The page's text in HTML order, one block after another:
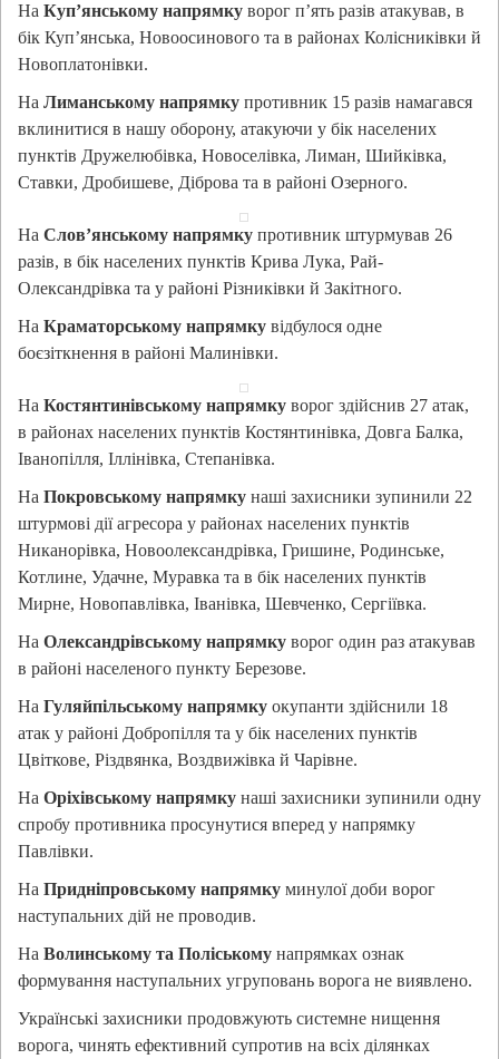
На Куп’янському напрямку ворог п’ять разів атакував, в
бік Куп’янська, Новоосинового та в районах Колісниківки й
Новоплатонівки.
На Лиманському напрямку противник 15 разів намагався
вклинитися в нашу оборону, атакуючи у бік населених
пунктів Дружелюбівка, Новоселівка, Лиман, Шийківка,
Ставки, Дробишеве, Діброва та в районі Озерного.
На Слов’янському напрямку противник штурмував 26
разів, в бік населених пунктів Крива Лука, Рай-
Олександрівка та у районі Різниківки й Закітного.
На Краматорському напрямку відбулося одне
боєзіткнення в районі Малинівки.
На Костянтинівському напрямку ворог здійснив 27 атак,
в районах населених пунктів Костянтинівка, Довга Балка,
Іванопілля, Іллінівка, Степанівка.
На Покровському напрямку наші захисники зупинили 22
штурмові дії агресора у районах населених пунктів
Никанорівка, Новоолександрівка, Гришине, Родинське,
Котлине, Удачне, Муравка та в бік населених пунктів
Мирне, Новопавлівка, Іванівка, Шевченко, Сергіївка.
На Олександрівському напрямку ворог один раз атакував
в районі населеного пункту Березове.
На Гуляйпільському напрямку окупанти здійснили 18
атак у районі Добропілля та у бік населених пунктів
Цвіткове, Різдвянка, Воздвижівка й Чарівне.
На Оріхівському напрямку наші захисники зупинили одну
спробу противника просунутися вперед у напрямку
Павлівки.
На Придніпровському напрямку минулої доби ворог
наступальних дій не проводив.
На Волинському та Поліському напрямках ознак
формування наступальних угруповань ворога не виявлено.
Українські захисники продовжують системне нищення
ворога, чинять ефективний супротив на всіх ділянках